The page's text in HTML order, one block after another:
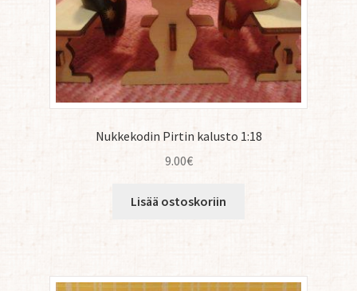
Nukkekodin Pirtin kalusto 1:18
9.00€
Lisää ostoskoriin